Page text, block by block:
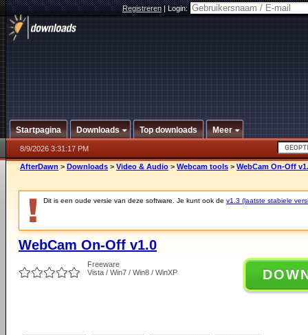
Registreren|Login:
Startpagina Downloads Top downloads Meer
8/9/2026 3:31:17 PM
AfterDawn > Downloads > Video & Audio > Webcam tools > WebCam On-Off
Dit is een oude versie van deze software. Je kunt ook de v1.3 (laatste stabiele
WebCam On-Off v1.0
Freeware
Vista / Win7 / Win8 / WinXP